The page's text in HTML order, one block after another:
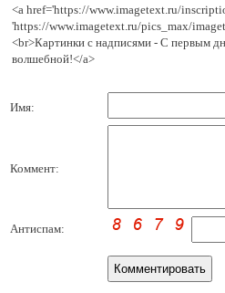
<a href='https://www.imagetext.ru/
'https://www.imagetext.ru/pics_max/
<br>Картинки с надписями - С первым
волшебной!</a>
Имя:
Коммент:
Антиспам: